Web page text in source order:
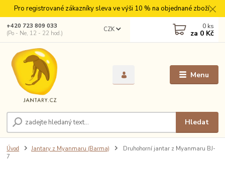
Pro registrované zákazníky sleva ve výši 10 % na objednané zboží.
Menu
CZK
Hledat
+420 723 809 033
(Po - Ne, 12 - 22 hod.)
0 ks
za 0 Kč
Úvod Jantary z Myanmaru (Barma)
Druhohorní jantar z Myanmaru BJ-
7